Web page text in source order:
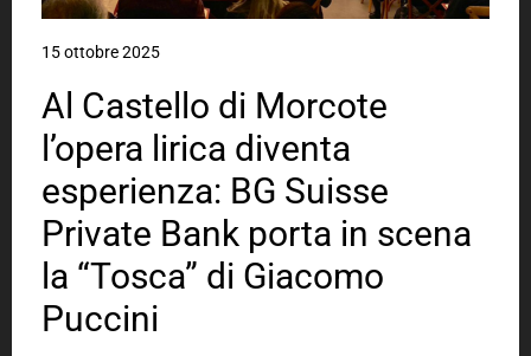
15 ottobre 2025
Al Castello di Morcote
l’opera lirica diventa
esperienza: BG Suisse
Private Bank porta in scena
la “Tosca” di Giacomo
Puccini